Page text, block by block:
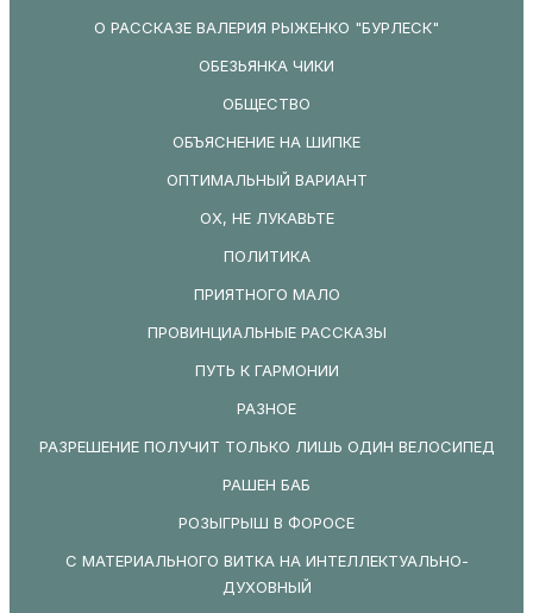
О РАССКАЗЕ ВАЛЕРИЯ РЫЖЕНКО "БУРЛЕСК"
ОБЕЗЬЯНКА ЧИКИ
ОБЩЕСТВО
ОБЪЯСНЕНИЕ НА ШИПКЕ
ОПТИМАЛЬНЫЙ ВАРИАНТ
ОХ, НЕ ЛУКАВЬТЕ
ПОЛИТИКА
ПРИЯТНОГО МАЛО
ПРОВИНЦИАЛЬНЫЕ РАССКАЗЫ
ПУТЬ К ГАРМОНИИ
РАЗНОЕ
РАЗРЕШЕНИЕ ПОЛУЧИТ ТОЛЬКО ЛИШЬ ОДИН ВЕЛОСИПЕД
РАШЕН БАБ
РОЗЫГРЫШ В ФОРОСЕ
С МАТЕРИАЛЬНОГО ВИТКА НА ИНТЕЛЛЕКТУАЛЬНО-
ДУХОВНЫЙ